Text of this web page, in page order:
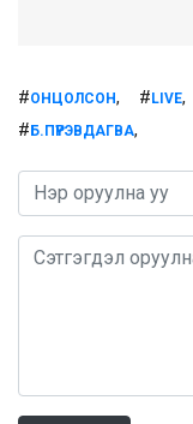
#ОНЦОЛСОН, #LIVE
#Б.ПҮРЭВДАГВА,